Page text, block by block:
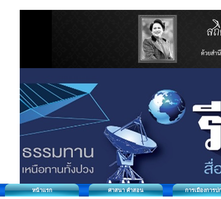
หน้าแรก ศาสนา คำสอน การเมืองการป